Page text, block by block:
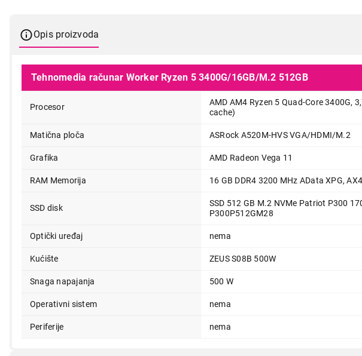
Opis proizvoda
Tehnomedia računar Worker Ryzen 5 3400G/16GB/M.2 512GB
Procesor
AMD AM4 Ryzen 5 Quad-Core 3400G,
cache)
Matična ploča ASRock A520M-HVS VGA/HDMI/M.2
Grafika AMD Radeon Vega 11
RAM Memorija 16 GB DDR4 3200 MHz AData XPG,
SSD disk
SSD 512 GB M.2 NVMe Patriot P300
P300P512GM28
Optički uređaj nema
Kućište ZEUS S08B 500W
Snaga napajanja 500 W
Operativni sistem nema
Periferije nema
41.999,00
512GB
Proizvod je